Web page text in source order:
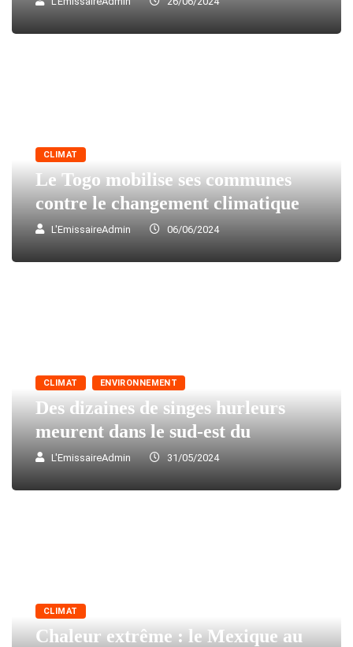
CLIMAT
Le Togo mobilise ses communes
contre le changement climatique
L'EmissaireAdmin 06/06/2024
CLIMAT ENVIRONNEMENT
Des dizaines de singes hurleurs
meurent dans le sud-est du
L'EmissaireAdmin 31/05/2024
CLIMAT
Chaleur extrême : le Mexique au